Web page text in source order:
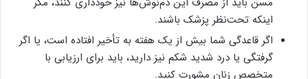
اینکه تحت‌نظر پزشک باشند.
اگر قاعدگی شما بیش از یک هفته به تأخیر افتاده است، یا اگر
گرفتگی یا درد شدید شکم نیز دارید، باید برای ارزیابی با
متخصص زنان مشورت کنید.